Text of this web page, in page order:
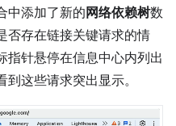
中添加了新的 网络依赖树数
否存在链接关键请求的情
指针悬停在信息中心内列出
到这些请求突出显示。